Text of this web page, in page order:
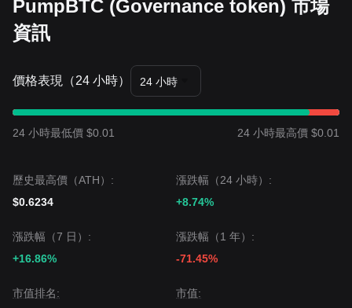
PumpBTC (Governance token) 市場
資訊
價格表現（24 小時） 24 小時
24 小時最低價 $0.01 24 小時最高價 $0.01
歷史最高價（ATH）:
$0.6234
漲跌幅（24 小時）:
+8.74%
漲跌幅（7 日）:
+16.86%
漲跌幅（1 年）:
-71.45%
市值排名:
市值: